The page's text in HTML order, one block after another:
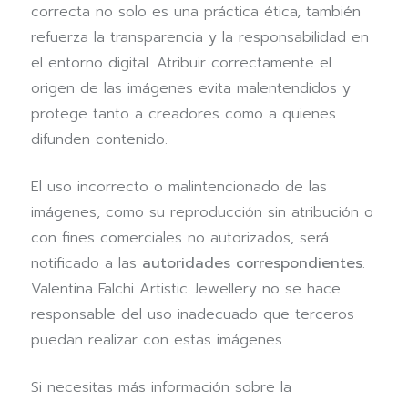
correcta no solo es una práctica ética, también
refuerza la transparencia y la responsabilidad en
el entorno digital. Atribuir correctamente el
origen de las imágenes evita malentendidos y
protege tanto a creadores como a quienes
difunden contenido.
El uso incorrecto o malintencionado de las
imágenes, como su reproducción sin atribución o
con fines comerciales no autorizados, será
notificado a las autoridades correspondientes.
Valentina Falchi Artistic Jewellery no se hace
responsable del uso inadecuado que terceros
puedan realizar con estas imágenes.
Si necesitas más información sobre la